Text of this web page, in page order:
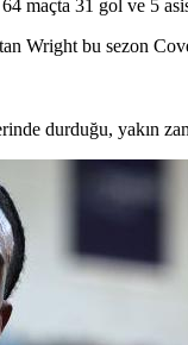
maçta 31 gol ve 5
Wright bu sezon
durduğu, yakın